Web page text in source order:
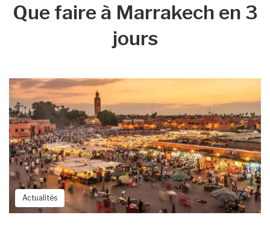
Que faire à Marrakech en 3
jours
Actualités